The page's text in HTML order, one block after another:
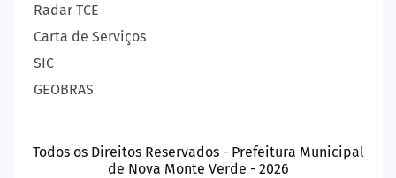
Radar TCE
Carta de Serviços
SIC
GEOBRAS
Todos os Direitos Reservados - Prefeitura Municipal
de Nova Monte Verde - 2026